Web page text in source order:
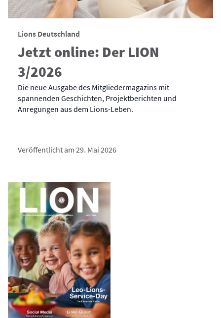
Lions Deutschland
Jetzt online: Der LION
3/2026
Die neue Ausgabe des Mitgliedermagazins mit
spannenden Geschichten, Projektberichten und
Anregungen aus dem Lions-Leben.
Veröffentlicht am 29. Mai 2026